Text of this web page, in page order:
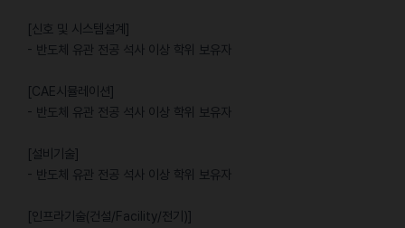
[신호 및 시스템설계]
- 반도체 유관 전공 석사 이상 학위 보유자
[CAE시뮬레이션]
- 반도체 유관 전공 석사 이상 학위 보유자
[설비기술]
- 반도체 유관 전공 석사 이상 학위 보유자
[인프라기술(건설/Facility/전기)]